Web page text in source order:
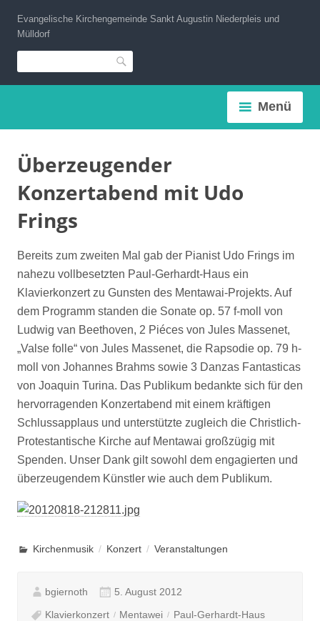
Inhalt
springen
Evangelische Kirchengemeinde Sankt Augustin Niederpleis und
Mülldorf
Suche
Menü
Überzeugender
Konzertabend mit Udo
Frings
Bereits zum zweiten Mal gab der Pianist Udo Frings im
nahezu vollbesetzten Paul-Gerhardt-Haus ein
Klavierkonzert zu Gunsten des Mentawai-Projekts. Auf
dem Programm standen die Sonate op. 57 f-moll von
Ludwig van Beethoven, 2 Piéces von Jules Massenet,
„Valse folle“ von Jules Massenet, die Rapsodie op. 79 h-
moll von Johannes Brahms sowie 3 Danzas Fantasticas
von Joaquin Turina. Das Publikum bedankte sich für den
hervorragenden Konzertabend mit einem kräftigen
Schlussapplaus und unterstützte zugleich die Christlich-
Protestantische Kirche auf Mentawai großzügig mit
Spenden. Unser Dank gilt sowohl dem engagierten und
überzeugendem Künstler wie auch dem Publikum.
Kirchenmusik Konzert Veranstaltungen
bgiernoth 5. August 2012
Klavierkonzert Mentawei Paul-Gerhardt-Haus